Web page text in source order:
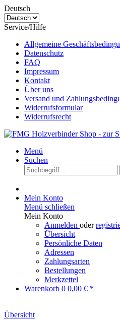
Deutsch
Service/Hilfe
Allgemeine
Datenschutz
FAQ
Impressum
Kontakt
Über uns
Versand und
Widerrufsformular
Widerrufsrecht
Menü
Suchen
Mein Konto
Menü schließen
Mein Konto
Anmelden oder
Übersicht
Persönliche Daten
Adressen
Zahlungsarten
Bestellungen
Merkzettel
Warenkorb 0 0,00 € *
Übersicht